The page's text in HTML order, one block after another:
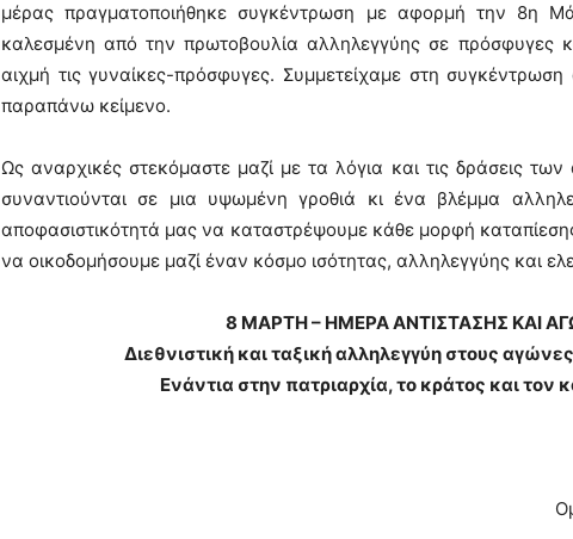
μέρας πραγματοποιήθηκε συγκέντρωση με αφορμή την 8η
καλεσμένη από την πρωτοβουλία αλληλεγγύης σε πρόσφυγες
αιχμή τις γυναίκες-πρόσφυγες. Συμμετείχαμε στη
παραπάνω κείμενο.
Ως αναρχικές στεκόµαστε µαζί µε τα λόγια και τις δράσεις
συναντιούνται σε µια υψωµένη γροθιά κι ένα βλέµµα
αποφασιστικότητά µας να καταστρέψουµε κάθε µορφή
να οικοδοµήσουµε µαζί έναν κόσµο ισότητας, αλληλεγγύης και
8 ΜΑΡΤΗ – ΗΜΕΡΑ ΑΝΤΙΣΤΑΣΗΣ ΚΑΙ
Διεθνιστική και ταξική αλληλεγγύη στους
Ενάντια στην πατριαρχία, το κράτος και τον